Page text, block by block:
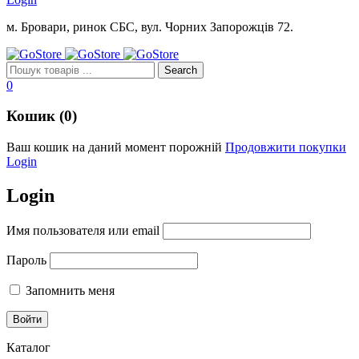
м. Бровари, ринок СБС, вул. Чорних Запорожців 72.
0
Кошик (0)
Ваш кошик на даний момент порожній Продовжити покупки
Login
Login
Имя пользователя или email
Пароль
Запомнить меня
Каталог